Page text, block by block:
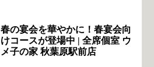
春の宴会を華やかに！春宴会向
けコースが登場中 | 全席個室 ウ
メ子の家 秋葉原駅前店